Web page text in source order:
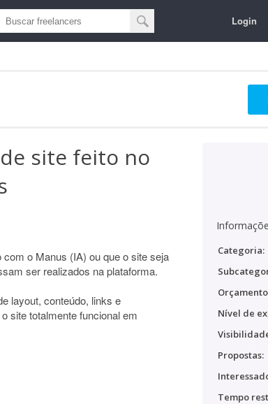
Login
site feito no
o Manus (IA) ou que o site seja
ser realizados na plataforma.
layout, conteúdo, links e
site totalmente funcional em
Categoria:
Nível de
Propostas:
Tempo